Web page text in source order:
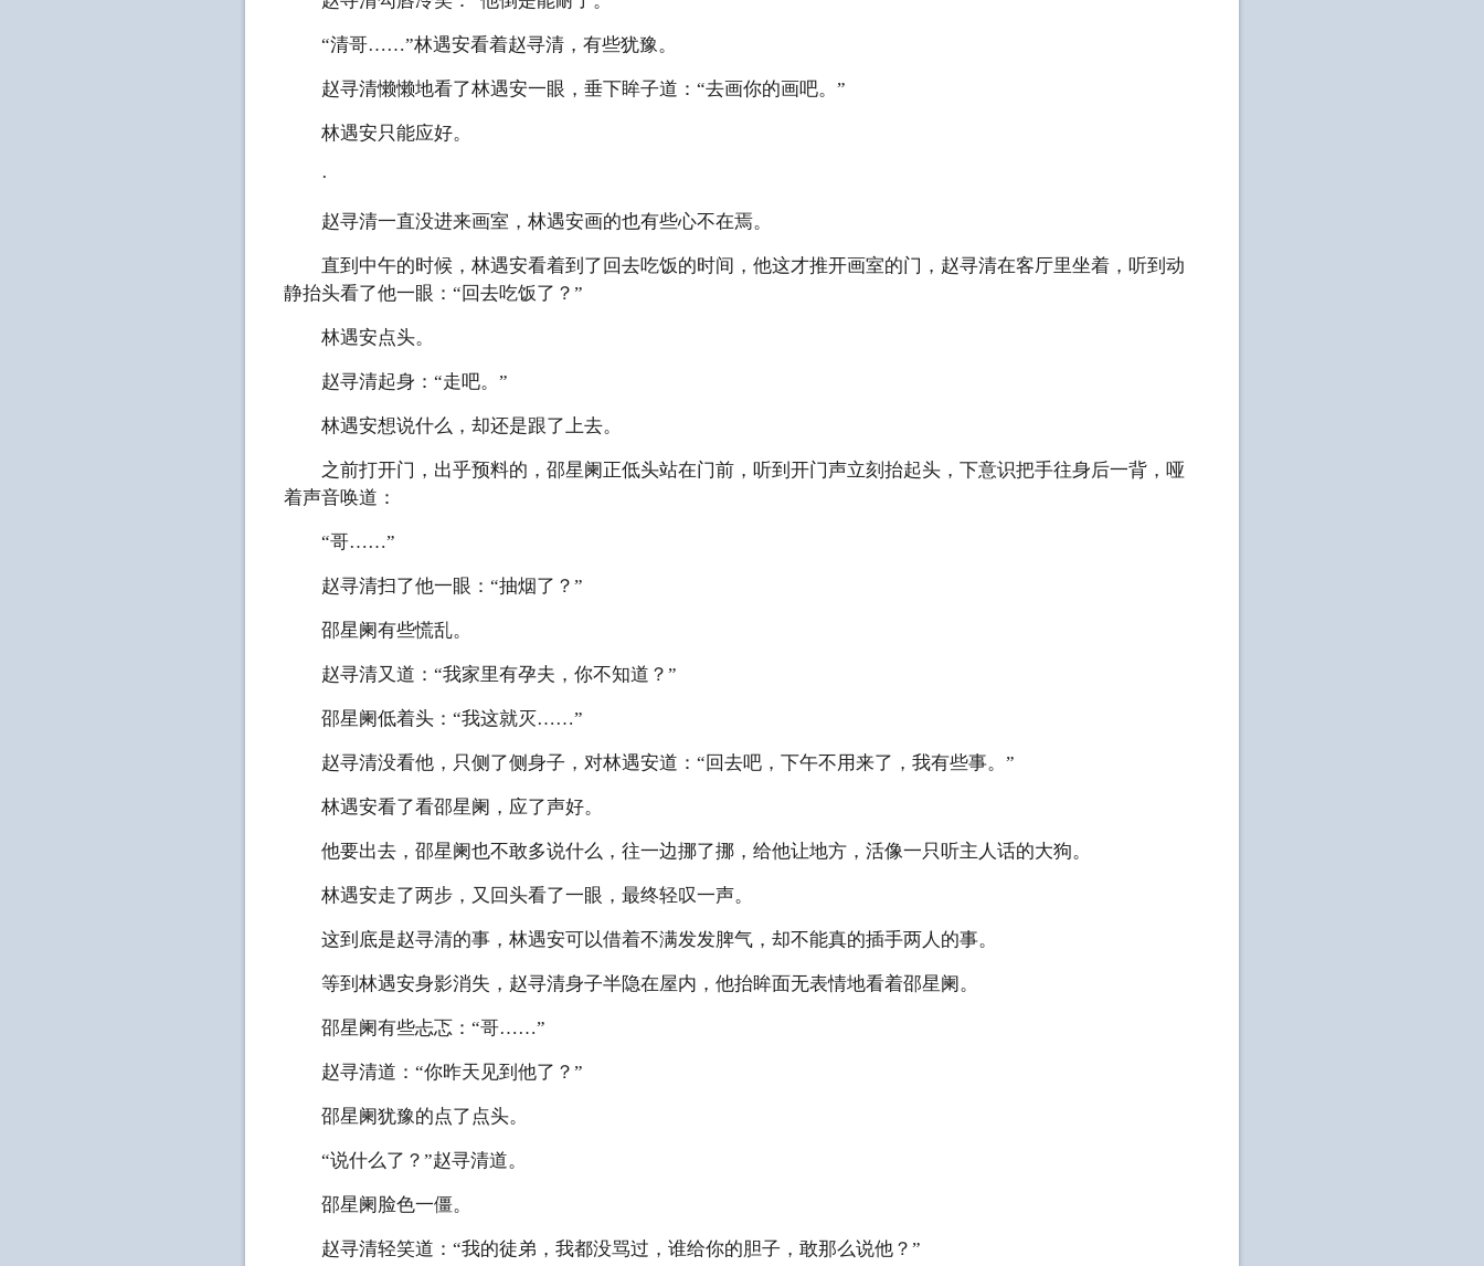
“清哥……”林遇安看着赵寻清，有些犹豫。
赵寻清懒懒地看了林遇安一眼，垂下眸子道：“去画你的画吧。”
林遇安只能应好。
·
赵寻清一直没进来画室，林遇安画的也有些心不在焉。
直到中午的时候，林遇安看着到了回去吃饭的时间，他这才推开画室的门，赵寻清在客厅里坐着，听到动
静抬头看了他一眼：“回去吃饭了？”
林遇安点头。
赵寻清起身：“走吧。”
林遇安想说什么，却还是跟了上去。
之前打开门，出乎预料的，邵星阑正低头站在门前，听到开门声立刻抬起头，下意识把手往身后一背，哑
着声音唤道：
“哥……”
赵寻清扫了他一眼：“抽烟了？”
邵星阑有些慌乱。
赵寻清又道：“我家里有孕夫，你不知道？”
邵星阑低着头：“我这就灭……”
赵寻清没看他，只侧了侧身子，对林遇安道：“回去吧，下午不用来了，我有些事。”
林遇安看了看邵星阑，应了声好。
他要出去，邵星阑也不敢多说什么，往一边挪了挪，给他让地方，活像一只听主人话的大狗。
林遇安走了两步，又回头看了一眼，最终轻叹一声。
这到底是赵寻清的事，林遇安可以借着不满发发脾气，却不能真的插手两人的事。
等到林遇安身影消失，赵寻清身子半隐在屋内，他抬眸面无表情地看着邵星阑。
邵星阑有些忐忑：“哥……”
赵寻清道：“你昨天见到他了？”
邵星阑犹豫的点了点头。
“说什么了？”赵寻清道。
邵星阑脸色一僵。
赵寻清轻笑道：“我的徒弟，我都没骂过，谁给你的胆子，敢那么说他？”